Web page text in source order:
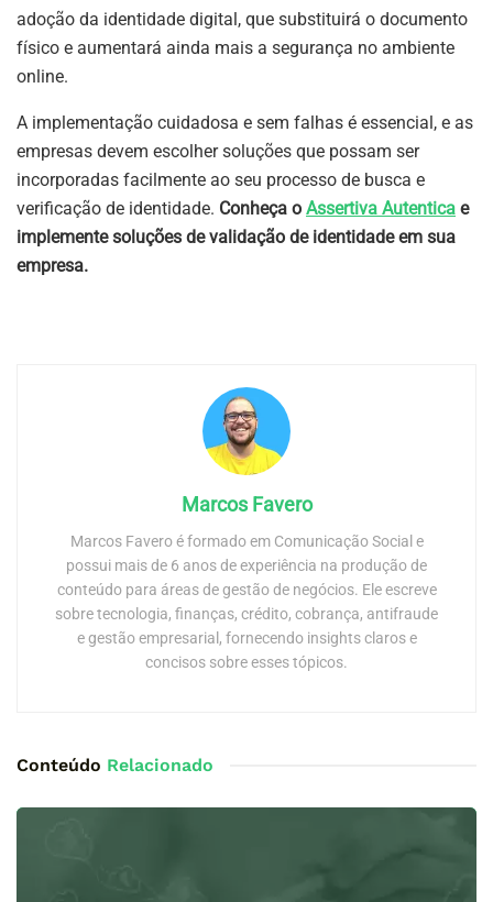
adoção da identidade digital, que substituirá o documento
físico e aumentará ainda mais a segurança no ambiente
online.
A implementação cuidadosa e sem falhas é essencial, e as
empresas devem escolher soluções que possam ser
incorporadas facilmente ao seu processo de busca e
verificação de identidade. Conheça o Assertiva Autentica e
implemente soluções de validação de identidade em sua
empresa.
Marcos Favero
Marcos Favero é formado em Comunicação Social e
possui mais de 6 anos de experiência na produção de
conteúdo para áreas de gestão de negócios. Ele escreve
sobre tecnologia, finanças, crédito, cobrança, antifraude
e gestão empresarial, fornecendo insights claros e
concisos sobre esses tópicos.
Conteúdo Relacionado